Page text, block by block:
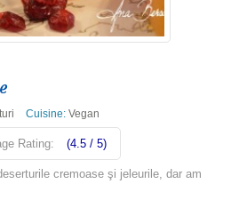
Cuisine:Vegan
Rating: (4.5 / 5)
cremoase şi jeleurile, dar am